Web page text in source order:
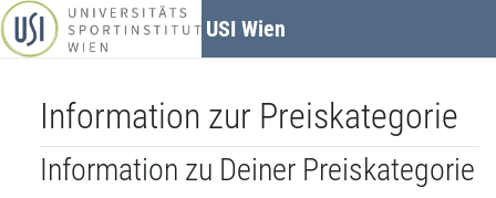
Zum Hauptinhalt
USI Wien
Information zur Preiskategorie
Information zu Deiner Preiskategorie